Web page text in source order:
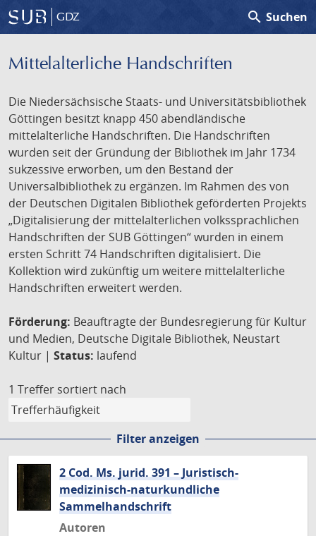
GDZ search Suchen
Mittelalterliche Handschriften
Die Niedersächsische Staats- und Universitätsbibliothek
Göttingen besitzt knapp 450 abendländische
mittelalterliche Handschriften. Die Handschriften
wurden seit der Gründung der Bibliothek im Jahr 1734
sukzessive erworben, um den Bestand der
Universalbibliothek zu ergänzen. Im Rahmen des von
der Deutschen Digitalen Bibliothek geförderten Projekts
„Digitalisierung der mittelalterlichen volkssprachlichen
Handschriften der SUB Göttingen“ wurden in einem
ersten Schritt 74 Handschriften digitalisiert. Die
Kollektion wird zukünftig um weitere mittelalterliche
Handschriften erweitert werden.
Förderung: Beauftragte der Bundesregierung für Kultur
und Medien, Deutsche Digitale Bibliothek, Neustart
Kultur | Status: laufend
1 Treffer sortiert nach
Filter anzeigen
2 Cod. Ms. jurid. 391 – Juristisch-
medizinisch-naturkundliche
Sammelhandschrift
Autoren